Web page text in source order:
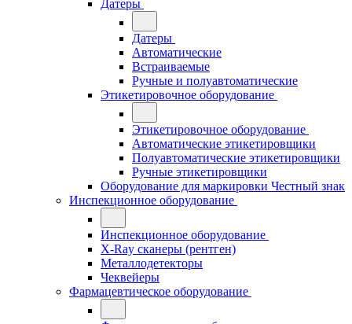
Датеры
Датеры
Автоматические
Встраиваемые
Ручные и полуавтоматические
Этикетировочное оборудование
Этикетировочное оборудование
Автоматические этикетировщики
Полуавтоматические этикетировщики
Ручные этикетировщики
Оборудование для маркировки Честный знак
Инспекционное оборудование
Инспекционное оборудование
X-Ray сканеры (рентген)
Металлодетекторы
Чеквейеры
Фармацевтическое оборудование